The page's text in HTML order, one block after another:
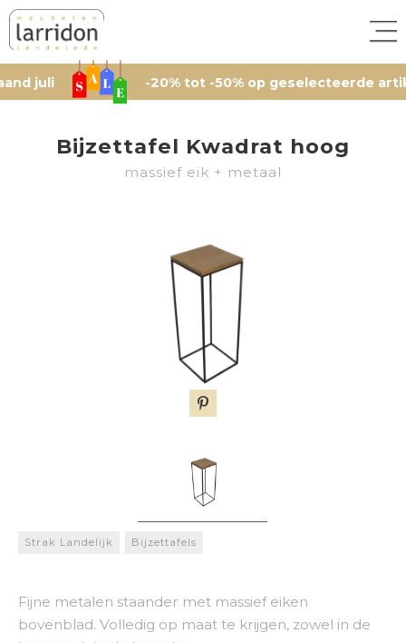
-20% tot -50% op geselecteerde
Bijzettafel Kwadrat hoog
massief eik + metaal
Strak Landelijk Bijzettafels
Fijne metalen staander met massief eiken
bovenblad. Volledig op maat te krijgen, zowel in de